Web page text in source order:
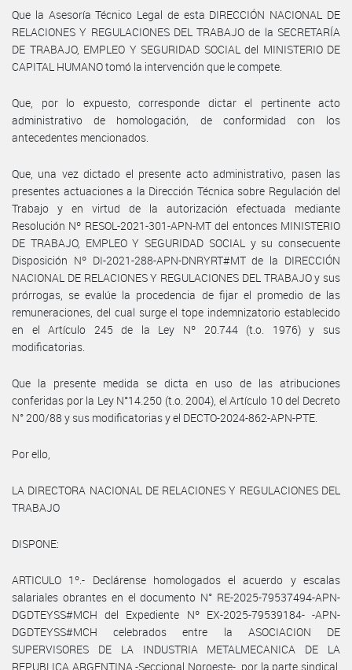
Que la Asesoría Técnico Legal de esta DIRECCIÓN NACIONAL DE
RELACIONES Y REGULACIONES DEL TRABAJO de la SECRETARÍA
DE TRABAJO, EMPLEO Y SEGURIDAD SOCIAL del MINISTERIO DE
CAPITAL HUMANO tomó la intervención que le compete.
Que, por lo expuesto, corresponde dictar el pertinente acto
administrativo de homologación, de conformidad con los
antecedentes mencionados.
Que, una vez dictado el presente acto administrativo, pasen las
presentes actuaciones a la Dirección Técnica sobre Regulación del
Trabajo y en virtud de la autorización efectuada mediante
Resolución Nº RESOL-2021-301-APN-MT del entonces MINISTERIO
DE TRABAJO, EMPLEO Y SEGURIDAD SOCIAL y su consecuente
Disposición Nº DI-2021-288-APN-DNRYRT#MT de la DIRECCIÓN
NACIONAL DE RELACIONES Y REGULACIONES DEL TRABAJO y sus
prórrogas, se evalúe la procedencia de fijar el promedio de las
remuneraciones, del cual surge el tope indemnizatorio establecido
en el Artículo 245 de la Ley Nº 20.744 (t.o. 1976) y sus
modificatorias.
Que la presente medida se dicta en uso de las atribuciones
conferidas por la Ley N°14.250 (t.o. 2004), el Artículo 10 del Decreto
N° 200/88 y sus modificatorias y el DECTO-2024-862-APN-PTE.
Por ello,
LA DIRECTORA NACIONAL DE RELACIONES Y REGULACIONES DEL
TRABAJO
DISPONE:
ARTICULO 1º.- Declárense homologados el acuerdo y escalas
salariales obrantes en el documento N° RE-2025-79537494-APN-
DGDTEYSS#MCH del Expediente Nº EX-2025-79539184- -APN-
DGDTEYSS#MCH celebrados entre la ASOCIACION DE
SUPERVISORES DE LA INDUSTRIA METALMECANICA DE LA
REPUBLICA ARGENTINA -Seccional Noroeste-, por la parte sindical,